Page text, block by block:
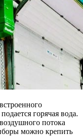
горячая вода.
потока
можно крепить